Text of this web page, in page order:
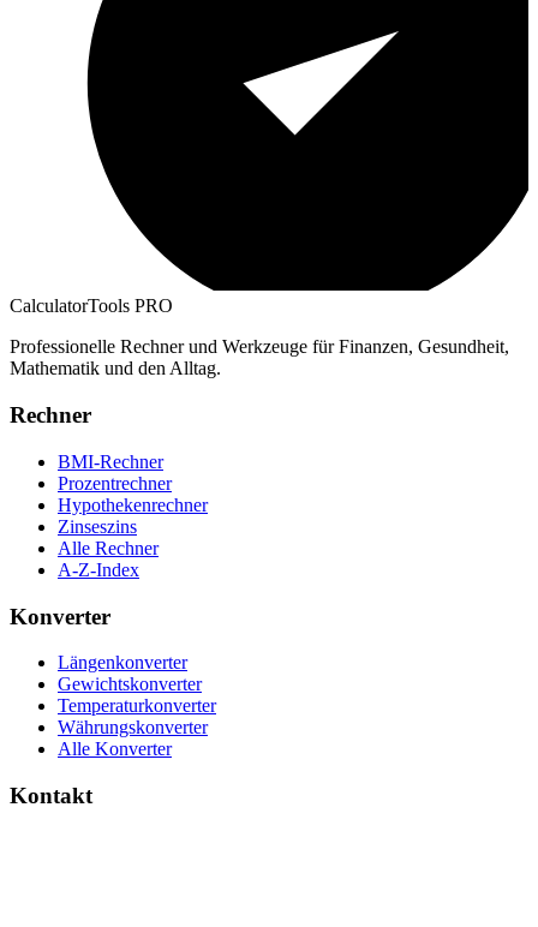
CalculatorTools PRO
Professionelle Rechner und Werkzeuge für Finanzen, Gesundheit,
Mathematik und den Alltag.
Rechner
BMI-Rechner
Prozentrechner
Hypothekenrechner
Zinseszins
Alle Rechner
A-Z-Index
Konverter
Längenkonverter
Gewichtskonverter
Temperaturkonverter
Währungskonverter
Alle Konverter
Kontakt